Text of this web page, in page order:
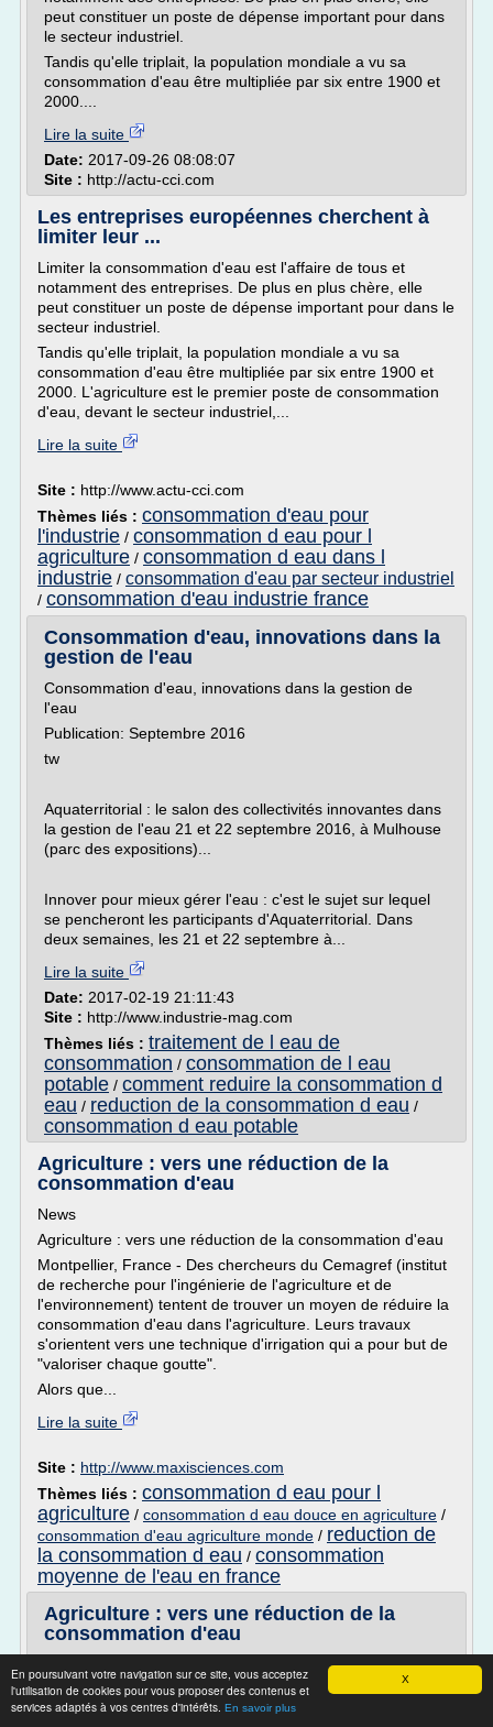
X
En poursuivant votre navigation sur ce site, vous acceptez
l'utilisation de cookies pour vous proposer des contenus et
services adaptés à vos centres d'intérêts. En savoir plus
peut constituer un poste de dépense important pour dans
le secteur industriel.
Tandis qu'elle triplait, la population mondiale a vu sa
consommation d'eau être multipliée par six entre 1900 et
2000....
Lire la suite
Date: 2017-09-26 08:08:07
Site : http://actu-cci.com
Les entreprises européennes cherchent à
limiter leur ...
Limiter la consommation d'eau est l'affaire de tous et
notamment des entreprises. De plus en plus chère, elle
peut constituer un poste de dépense important pour dans le
secteur industriel.
Tandis qu'elle triplait, la population mondiale a vu sa
consommation d'eau être multipliée par six entre 1900 et
2000. L'agriculture est le premier poste de consommation
d'eau, devant le secteur industriel,...
Lire la suite
Site : http://www.actu-cci.com
Thèmes liés : consommation d'eau pour
l'industrie / consommation d eau pour l
agriculture / consommation d eau dans l
industrie / consommation d'eau par secteur industriel
/ consommation d'eau industrie france
Consommation d'eau, innovations dans la
gestion de l'eau
Consommation d'eau, innovations dans la gestion de
l'eau
Publication: Septembre 2016
tw
Aquaterritorial : le salon des collectivités innovantes dans
la gestion de l'eau 21 et 22 septembre 2016, à Mulhouse
(parc des expositions)...
Innover pour mieux gérer l'eau : c'est le sujet sur lequel
se pencheront les participants d'Aquaterritorial. Dans
deux semaines, les 21 et 22 septembre à...
Lire la suite
Date: 2017-02-19 21:11:43
Site : http://www.industrie-mag.com
Thèmes liés : traitement de l eau de
consommation / consommation de l eau
potable / comment reduire la consommation d
eau / reduction de la consommation d eau /
consommation d eau potable
Agriculture : vers une réduction de la
consommation d'eau
News
Agriculture : vers une réduction de la consommation d'eau
Montpellier, France - Des chercheurs du Cemagref (institut
de recherche pour l'ingénierie de l'agriculture et de
l'environnement) tentent de trouver un moyen de réduire la
consommation d'eau dans l'agriculture. Leurs travaux
s'orientent vers une technique d'irrigation qui a pour but de
"valoriser chaque goutte".
Alors que...
Lire la suite
Site : http://www.maxisciences.com
Thèmes liés : consommation d eau pour l
agriculture / consommation d eau douce en agriculture /
consommation d'eau agriculture monde / reduction de
la consommation d eau / consommation
moyenne de l'eau en france
Agriculture : vers une réduction de la
consommation d'eau
Agriculture : vers une réduction de la consommation
d'eau